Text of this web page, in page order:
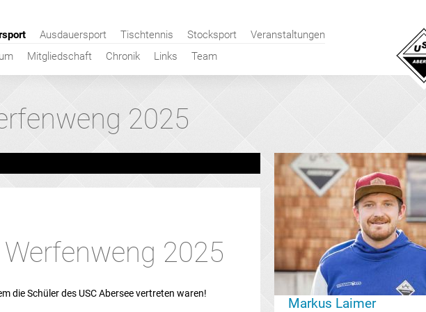
Mitgliedschaft Chronik Links Team
Ausdauersport Tischtennis Stocksport Veranstaltungen
2025
Werfenweng 2025
die Schüler des USC Abersee vertreten waren!
Markus Laimer